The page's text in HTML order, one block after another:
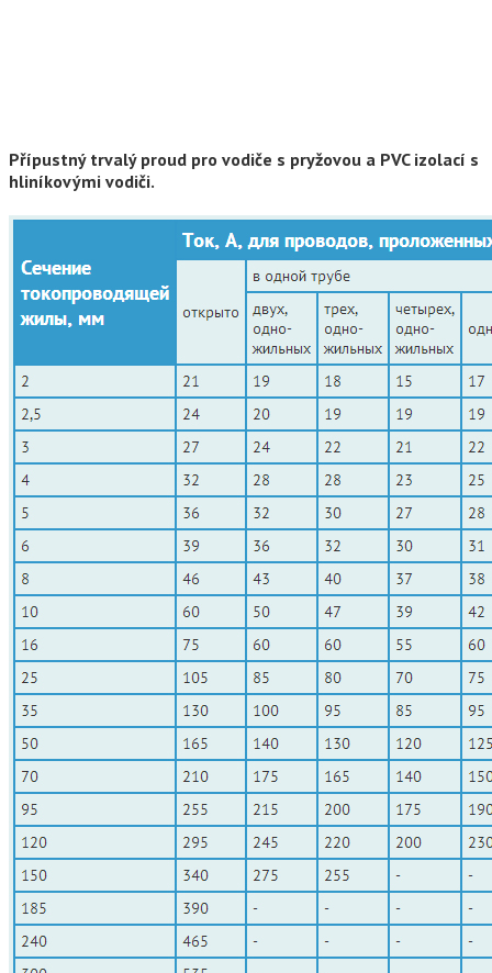
Přípustný trvalý proud pro vodiče s pryžovou a PVC izolací s
hliníkovými vodiči.